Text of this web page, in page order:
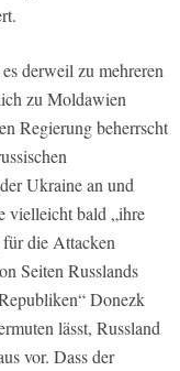
derweil zu mehreren
zu Moldawien
Regierung beherrscht
Ukraine an und
vielleicht bald „ihre
die Attacken
Seiten Russlands
Donezk
lässt, Russland
vor. Dass der